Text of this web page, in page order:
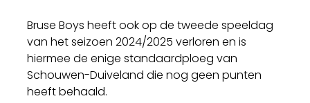
Bruse Boys heeft ook op de tweede speeldag
van het seizoen 2024/2025 verloren en is
hiermee de enige standaardploeg van
Schouwen-Duiveland die nog geen punten
heeft behaald.